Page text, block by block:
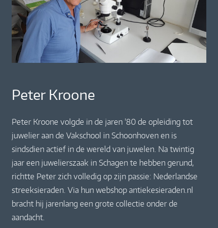
Peter Kroone
Peter Kroone volgde in de jaren ’80 de opleiding tot
juwelier aan de Vakschool in Schoonhoven en is
sindsdien actief in de wereld van juwelen. Na twintig
jaar een juwelierszaak in Schagen te hebben gerund,
richtte Peter zich volledig op zijn passie: Nederlandse
streeksieraden. Via hun webshop antiekesieraden.nl
bracht hij jarenlang een grote collectie onder de
aandacht.